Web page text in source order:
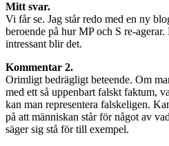
Mitt svar.
Vi får se. Jag står redo med en ny
beroende på hur MP och S re-agerar.
intressant blir det.
Kommentar 2.
Orimligt bedrägligt beteende. Om
med ett så uppenbart falskt faktum,
kan man representera falskeligen.
på att människan står för något av
säger sig stå för till exempel.